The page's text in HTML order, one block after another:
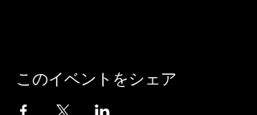
このイベントをシェア